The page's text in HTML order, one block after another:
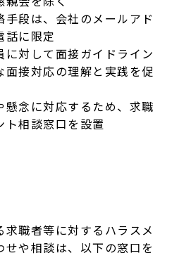
⼿段は、会社のメールアド
話に限定
に対して⾯接ガイドライン
接対応の理解と実践を促
懸念に対応するため、求職
相談窓⼝を設置
職者等に対するハラスメ
や相談は、以下の窓⼝を